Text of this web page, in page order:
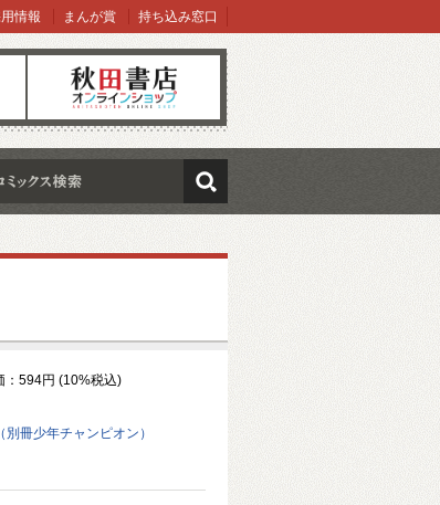
オンラインショップ
情報 まんが賞 持ち込み窓口
検索
：594円 (10%税込)
冊少年チャンピオン）